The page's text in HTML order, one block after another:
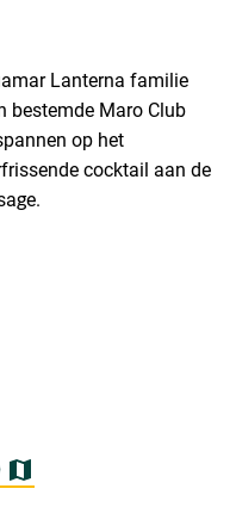
Lanterna familie
bestemde Maro Club
op het
cocktail aan de